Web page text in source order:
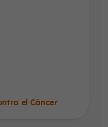
el Cáncer